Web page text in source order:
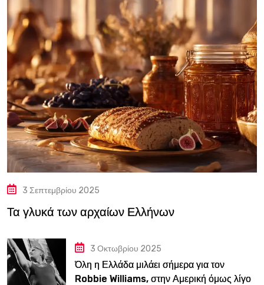
3 Σεπτεμβρίου 2025
Τα γλυκά των αρχαίων Ελλήνων
3 Οκτωβρίου 2025
Όλη η Ελλάδα μιλάει σήμερα για τον
Robbie Williams, στην Αμερική όμως λίγοι